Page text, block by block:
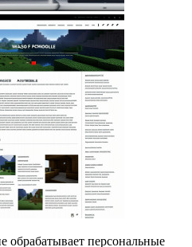
обрабатывает персональные